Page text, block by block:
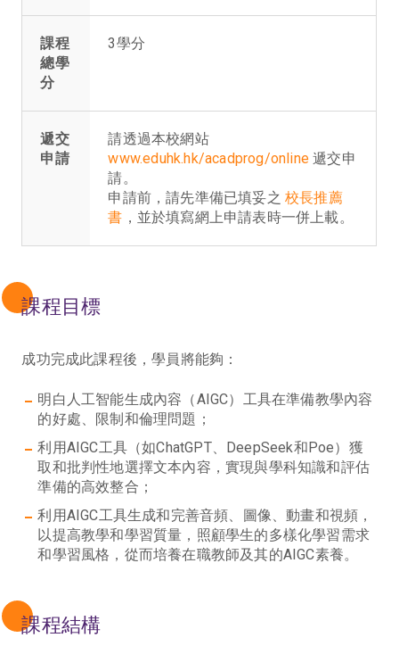
課程
總學
分
3學分
遞交
申請
請透過本校網站
www.eduhk.hk/acadprog/online 遞交申
請。
申請前，請先準備已填妥之校長推薦
書 ，並於填寫網上申請表時一併上載。
課程目標
成功完成此課程後，學員將能夠：
明白人工智能生成內容（AIGC）工具在準備教學內容
的好處、限制和倫理問題；
利用AIGC工具（如ChatGPT、DeepSeek和Poe）獲
取和批判性地選擇文本內容，實現與學科知識和評估
準備的高效整合；
利用AIGC工具生成和完善音頻、圖像、動畫和視頻，
以提高教學和學習質量，照顧學生的多樣化學習需求
和學習風格，從而培養在職教師及其的AIGC素養。
課程結構